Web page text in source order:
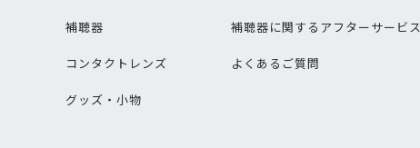
補聴器
コンタクトレンズ
グッズ・小物
補聴器に関するアフターサービス
よくあるご質問